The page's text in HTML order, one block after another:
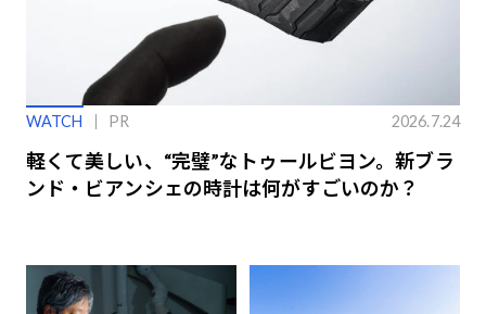
WATCH PR 2026.7.24
軽くて美しい、“完璧”なトゥールビヨン。新ブラ
ンド・ビアンシェの時計は何がすごいのか？